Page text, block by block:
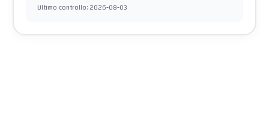
Ultimo controllo:2026-08-03